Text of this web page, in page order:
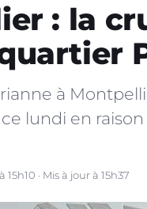
: la
à
lundi en raison
15h10 · Mis à jour à 15h37